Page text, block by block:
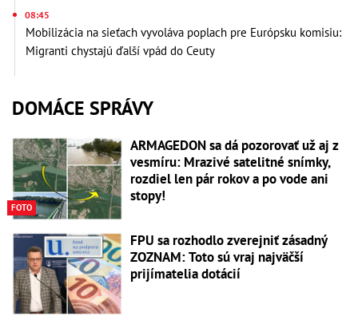
08:45
Mobilizácia na sieťach vyvoláva poplach pre Európsku komisiu:
Migranti chystajú ďalší vpád do Ceuty
DOMÁCE SPRÁVY
FOTO
ARMAGEDON sa dá pozorovať už aj z
vesmíru: Mrazivé satelitné snímky,
rozdiel len pár rokov a po vode ani
stopy!
FPU sa rozhodlo zverejniť zásadný
ZOZNAM: Toto sú vraj najväčší
prijímatelia dotácií